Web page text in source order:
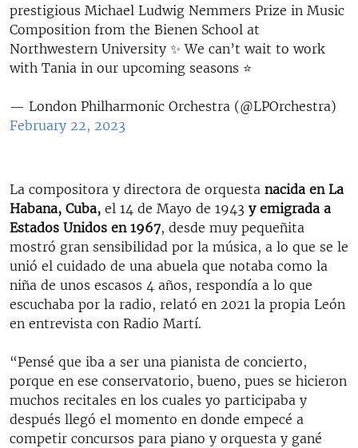
prestigious Michael Ludwig Nemmers Prize in Music
Composition from the Bienen School at
Northwestern University ✨ We can’t wait to work
with Tania in our upcoming seasons ⭐️
— London Philharmonic Orchestra (@LPOrchestra)
February 22, 2023
La compositora y directora de orquesta nacida en La
Habana, Cuba, el 14 de Mayo de 1943 y emigrada a
Estados Unidos en 1967, desde muy pequeñita
mostró gran sensibilidad por la música, a lo que se le
unió el cuidado de una abuela que notaba como la
niña de unos escasos 4 años, respondía a lo que
escuchaba por la radio, relató en 2021 la propia León
en entrevista con Radio Martí.
“Pensé que iba a ser una pianista de concierto,
porque en ese conservatorio, bueno, pues se hicieron
muchos recitales en los cuales yo participaba y
después llegó el momento en donde empecé a
competir concursos para piano y orquesta y gané